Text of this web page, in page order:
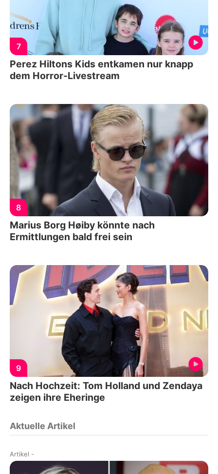
7
Perez Hiltons Kids entkamen nur knapp
dem Horror-Livestream
8
Marius Borg Høiby könnte nach
Ermittlungen bald frei sein
9
Nach Hochzeit: Tom Holland und Zendaya
zeigen ihre Eheringe
Aktuelle Artikel
Artikel -